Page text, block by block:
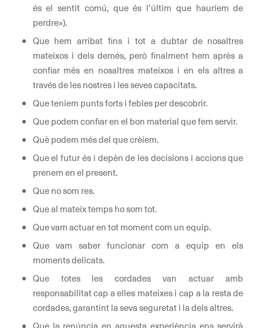
és el sentit comú, que és l’últim que hauríem de
perdre»).
Que hem arribat fins i tot a dubtar de nosaltres
mateixos i dels demés, però finalment hem après a
confiar més en nosaltres mateixos i en els altres a
través de les nostres i les seves capacitats.
Que teníem punts forts i febles per descobrir.
Que podem confiar en el bon material que fem servir.
Què podem més del que crèiem.
Que el futur és i depèn de les decisions i accions que
prenem en el present.
Que no som res.
Que al mateix temps ho som tot.
Que vam actuar en tot moment com un equip.
Que vam saber funcionar com a equip en els
moments delicats.
Que totes les cordades van actuar amb
responsabilitat cap a elles mateixes i cap a la resta de
cordades, garantint la seva seguretat i la dels altres.
Que la renúncia en aquesta experiència ens servirà